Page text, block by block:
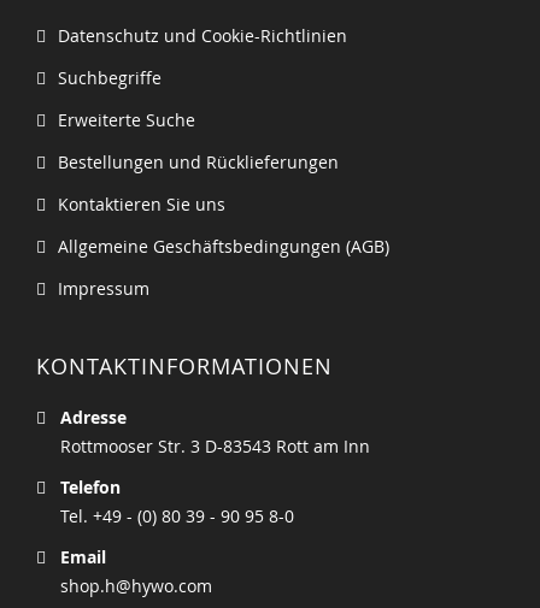
Datenschutz und Cookie-Richtlinien
Suchbegriffe
Erweiterte Suche
Bestellungen und Rücklieferungen
Kontaktieren Sie uns
Allgemeine Geschäftsbedingungen (AGB)
Impressum
KONTAKTINFORMATIONEN
Adresse
Rottmooser Str. 3 D-83543 Rott am Inn
Telefon
Tel. +49 - (0) 80 39 - 90 95 8-0
Email
shop.h@hywo.com